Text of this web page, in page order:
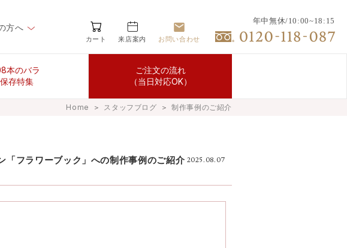
方へ
カート 来店案内 お問い合わせ
年中無休/10:00~18:15
本のバラ
保存特集
ご注文の流れ
（当日対応OK）
Home ＞ スタッフブログ ＞ 制作事例のご紹介
2025.08.07
フラワーブック」への制作事例のご紹介